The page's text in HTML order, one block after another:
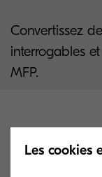
Convertissez
interrogables
MFP.
Les cookies